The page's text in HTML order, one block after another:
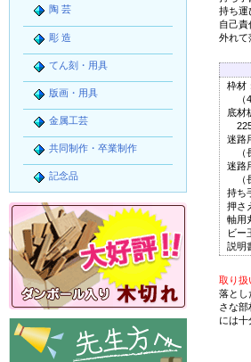
持ち運
自己
外れて
枠材
（
底材
迷路
（
迷路
（
持ち
押さ
軸用
ビ
説明
取り扱
落とし
さな
には十
陶 芸
彫 造
てん刻・用具
版画・用具
金属工芸
共同制作・卒業制作
記念品